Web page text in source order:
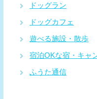
ドッグラン
ドッグカフェ
遊べる施設・散歩
宿泊OKな宿・キャ
ふうた通信